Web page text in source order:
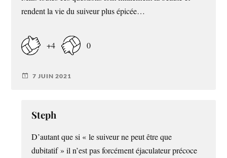
rendent la vie du suiveur plus épicée…
+4 0
7 JUIN 2021
Steph
D’autant que si « le suiveur ne peut être que
dubitatif » il n’est pas forcément éjaculateur précoce